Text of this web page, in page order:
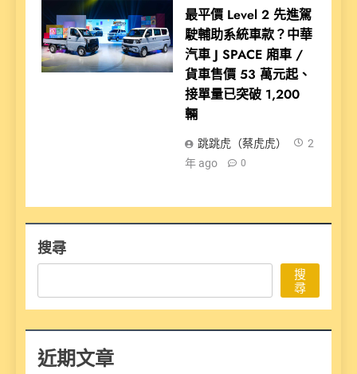
最平價 Level 2 先進駕
駛輔助系統車款？中華
汽車 J SPACE 廂車 /
貨車售價 53 萬元起、
接單量已突破 1,200
輛
跳跳虎（蔡虎虎）
2
年 ago
0
搜尋
搜
尋
近期文章